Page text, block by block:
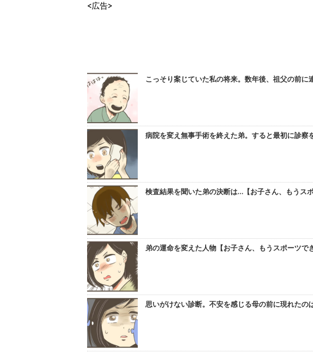
<広告>
こっそり案じていた私の将来。数年後、祖父の前
病院を変え無事手術を終えた弟。すると最初に診
検査結果を聞いた弟の決断は…【お子さん、もうス
弟の運命を変えた人物【お子さん、もうスポーツ
思いがけない診断。不安を感じる母の前に現れた